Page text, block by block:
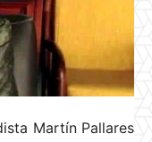
Martín Pallares